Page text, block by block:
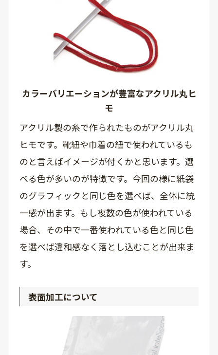
カラーバリエーションが豊富なアクリル丸ヒ
モ
アクリル製の糸で作られたものがアクリル丸
ヒモです。靴紐や巾着の紐で使われているも
のと言えばイメージが付くかと思います。選
べる色が多いのが特徴です。今回の様に紙袋
のグラフィックと同じ色を選べば、全体に統
一感が出ます。もし複数の色が使われている
場合、その中で一番使われている色と同じ色
を選べば違和感なく落とし込むことが出来ま
す。
表面加工について